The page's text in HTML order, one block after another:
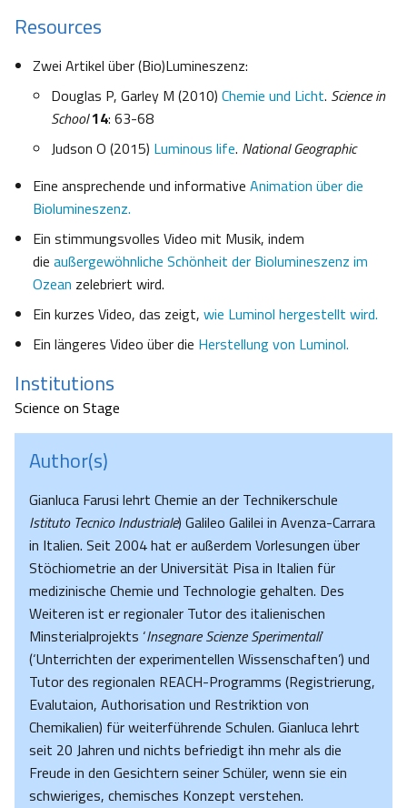
Resources
Zwei Artikel über (Bio)Lumineszenz:
Douglas P, Garley M (2010) Chemie und Licht. Science in
School14: 63-68
Judson O (2015) Luminous life. National Geographic
Eine ansprechende und informative Animation über die
Biolumineszenz.
Ein stimmungsvolles Video mit Musik, indem
die außergewöhnliche Schönheit der Biolumineszenz im
Ozean zelebriert wird.
Ein kurzes Video, das zeigt, wie Luminol hergestellt wird.
Ein längeres Video über die Herstellung von Luminol.
Institutions
Science on Stage
Author(s)
Gianluca Farusi lehrt Chemie an der Technikerschule
Istituto Tecnico Industriale) Galileo Galilei in Avenza-Carrara
in Italien. Seit 2004 hat er außerdem Vorlesungen über
Stöchiometrie an der Universität Pisa in Italien für
medizinische Chemie und Technologie gehalten. Des
Weiteren ist er regionaler Tutor des italienischen
Minsterialprojekts ‘Insegnare Scienze Sperimentali’
(‘Unterrichten der experimentellen Wissenschaften’) und
Tutor des regionalen REACH-Programms (Registrierung,
Evalutaion, Authorisation und Restriktion von
Chemikalien) für weiterführende Schulen. Gianluca lehrt
seit 20 Jahren und nichts befriedigt ihn mehr als die
Freude in den Gesichtern seiner Schüler, wenn sie ein
schwieriges, chemisches Konzept verstehen.